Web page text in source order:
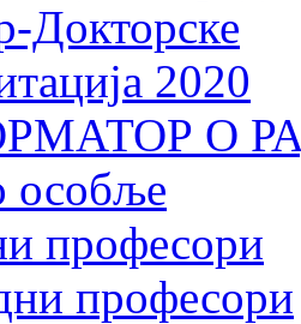
Докторске
2020
О
особље
професори
професори